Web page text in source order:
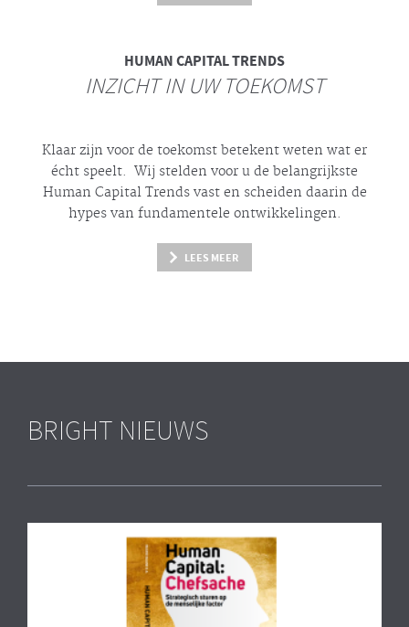
HUMAN CAPITAL TRENDS
INZICHT IN UW TOEKOMST
Klaar zijn voor de toekomst betekent weten wat er
écht speelt. Wij stelden voor u de belangrijkste
Human Capital Trends vast en scheiden daarin de
hypesvan fundamentele ontwikkelingen.
LEES MEER
BRIGHT NIEUWS